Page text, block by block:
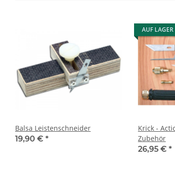
Balsa Leistenschneider
19,90 € *
AUF LAGER
Krick -
Zubehör
26,95 € *